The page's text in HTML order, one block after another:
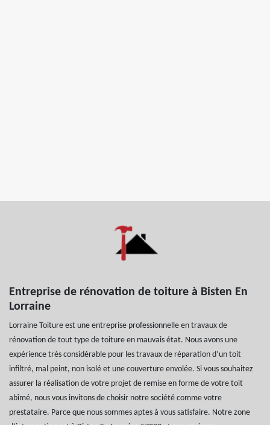
Entreprise de rénovation de toiture à Bisten En
Lorraine
Lorraine Toiture est une entreprise professionnelle en travaux de
rénovation de tout type de toiture en mauvais état. Nous avons une
expérience très considérable pour les travaux de réparation d’un toit
infiltré, mal peint, non isolé et une couverture envolée. Si vous souhaitez
assurer la réalisation de votre projet de remise en forme de votre toit
abîmé, nous vous invitons de choisir notre société comme votre
prestataire. Parce que nous sommes aptes à vous satisfaire. Notre zone